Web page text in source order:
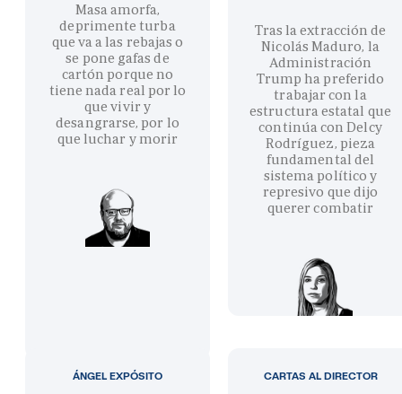
Masa amorfa,
deprimente turba
que va a las rebajas o
se pone gafas de
cartón porque no
tiene nada real por lo
que vivir y
desangrarse, por lo
que luchar y morir
Tras la extracción de
Nicolás Maduro, la
Administración
Trump ha preferido
trabajar con la
estructura estatal que
continúa con Delcy
Rodríguez, pieza
fundamental del
sistema político y
represivo que dijo
querer combatir
ÁNGEL EXPÓSITO CARTAS AL DIRECTOR